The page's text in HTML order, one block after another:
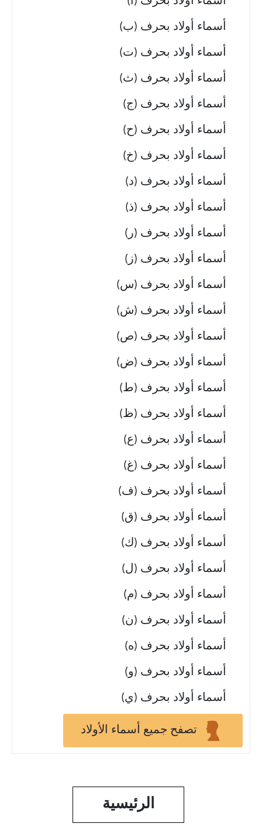
أسماء أولاد بحرف (ب)
أسماء أولاد بحرف (ت)
أسماء أولاد بحرف (ث)
أسماء أولاد بحرف (ج)
أسماء أولاد بحرف (ح)
أسماء أولاد بحرف (خ)
أسماء أولاد بحرف (د)
أسماء أولاد بحرف (ذ)
أسماء أولاد بحرف (ر)
أسماء أولاد بحرف (ز)
أسماء أولاد بحرف (س)
أسماء أولاد بحرف (ش)
أسماء أولاد بحرف (ص)
أسماء أولاد بحرف (ض)
أسماء أولاد بحرف (ط)
أسماء أولاد بحرف (ظ)
أسماء أولاد بحرف (ع)
أسماء أولاد بحرف (غ)
أسماء أولاد بحرف (ف)
أسماء أولاد بحرف (ق)
أسماء أولاد بحرف (ك)
أسماء أولاد بحرف (ل)
أسماء أولاد بحرف (م)
أسماء أولاد بحرف (ن)
أسماء أولاد بحرف (ه)
أسماء أولاد بحرف (و)
أسماء أولاد بحرف (ي)
تصفح جميع أسماء الأولاد
الرئيسية